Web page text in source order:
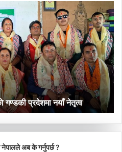
गण्डकी प्रदेशमा नयाँ नेतृत्व
नेपालले अब के गर्नुपर्छ ?